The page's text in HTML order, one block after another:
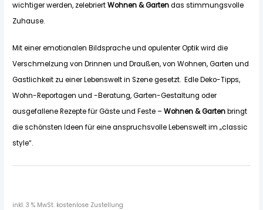
wichtiger werden, zelebriertWohnen & Gartendas stimmungsvolle
Zuhause.
Mit einer emotionalen Bildsprache und opulenter Optik wird die
Verschmelzung von Drinnen und Draußen, von Wohnen, Garten und
Gastlichkeit zu einer Lebenswelt in Szene gesetzt. Edle Deko-Tipps,
Wohn-Reportagen und -Beratung, Garten-Gestaltung oder
ausgefallene Rezepte für Gäste und Feste –Wohnen & Gartenbringt
die schönsten Ideen für eine anspruchsvolle Lebenswelt im „classic
style“.
inkl. 3 % MwSt. kostenlose Zustellung